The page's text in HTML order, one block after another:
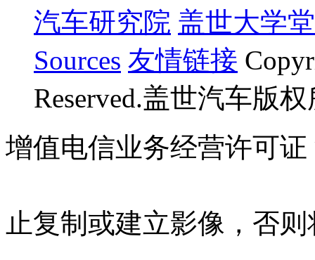
汽车研究院 盖世大学堂
Sources 友情链接
Reserved.盖世汽车版
增值电信业务经营许可证
止复制或建立影像，否